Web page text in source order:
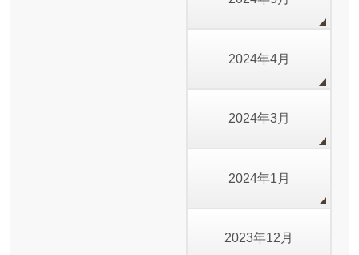
2024年4月
2024年3月
2024年1月
2023年12月